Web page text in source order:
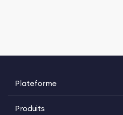
Plateforme
Produits